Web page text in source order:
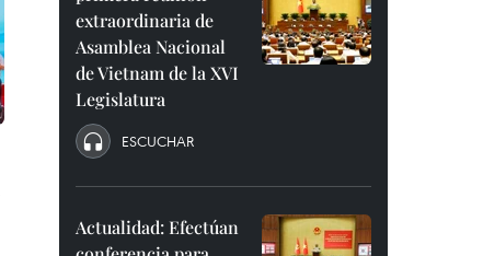
extraordinaria de
Asamblea Nacional
de Vietnam de la XVI
Legislatura
ESCUCHAR
Actualidad: Efectúan